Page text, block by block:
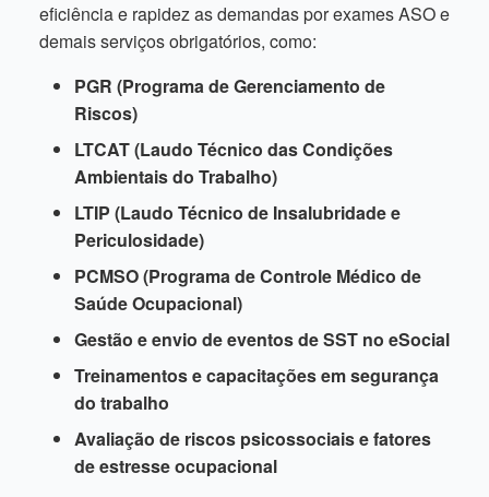
eficiência e rapidez as demandas por exames ASO e
demais serviços obrigatórios, como:
PGR (Programa de Gerenciamento de
Riscos)
LTCAT (Laudo Técnico das Condições
Ambientais do Trabalho)
LTIP (Laudo Técnico de Insalubridade e
Periculosidade)
PCMSO (Programa de Controle Médico de
Saúde Ocupacional)
Gestão e envio de eventos de SST no eSocial
Treinamentos e capacitações em segurança
do trabalho
Avaliação de riscos psicossociais e fatores
de estresse ocupacional